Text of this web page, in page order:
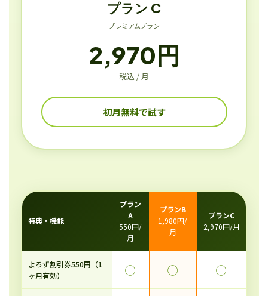
プラン C
プレミアムプラン
2,970円
税込 / 月
初月無料で試す
特典・機能
プラン
A
550円/
月
プランB
1,980円/
月
プランC
2,970円/月
よろず割引券550円（1
ヶ月有効）
◯ ◯ ◯